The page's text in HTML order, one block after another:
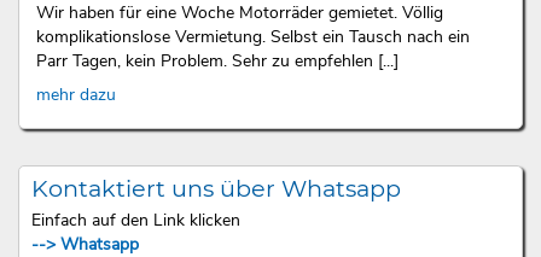
Wir haben für eine Woche Motorräder gemietet. Völlig
komplikationslose Vermietung. Selbst ein Tausch nach ein
Parr Tagen, kein Problem. Sehr zu empfehlen [...]
mehr dazu
Kontaktiert uns über Whatsapp
Einfach auf den Link klicken
--> Whatsapp